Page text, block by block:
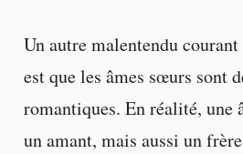
Un autre malentendu
est que les âmes sœurs sont
romantiques. En réalité, une
un amant, mais aussi un